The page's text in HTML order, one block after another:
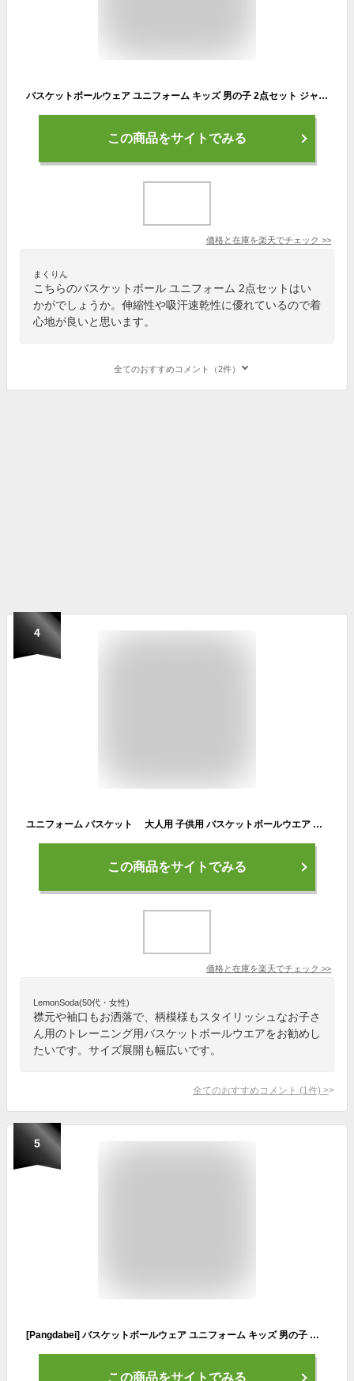
バスケットボールウェア ユニフォーム キッズ 男の子 2点セット ジャージ 上下セット ダンス 衣装 セットアップ 子供服 袖なし Tシャツ ハーフパンツ 吸汗 速乾 練習着 トレーニングウエア スポーツウエア 通学 旅行 夏 100 110 120 130 140 150 160 170 送料無料
この商品をサイトでみる
価格と在庫を楽天でチェック >>
まくりん
こちらのバスケットボール ユニフォーム 2点セットはい
かがでしょうか。伸縮性や吸汗速乾性に優れているので着
心地が良いと思います。
全てのおすすめコメント（2件）
4
ユニフォーム バスケット 大人用 子供用 バスケットボールウエア 半袖 ジュニア セットアップ 夏 ショートパンツ 上下セット トレーニング用服 練習着 発表会 ステージ ダンス衣装ベース
この商品をサイトでみる
価格と在庫を楽天でチェック >>
LemonSoda(50代・女性)
襟元や袖口もお洒落で、柄模様もスタイリッシュなお子さ
ん用のトレーニング用バスケットボールウエアをお勧めし
たいです。サイズ展開も幅広いです。
全てのおすすめコメント (1 件) >
5
[Pangdabei] バスケットボールウェア ユニフォーム キッズ 男の子 半袖 Tシャツ ハーフパンツ 上下セット 吸汗 速乾 練習着 トレーニングウエア スポーツウエア (ホワイト, 140CM)
この商品をサイトでみる